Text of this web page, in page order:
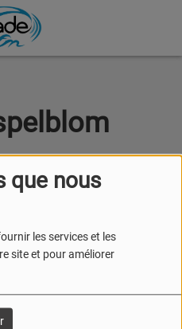
que nous
les services et les
site et pour améliorer
pour l'émission "Peindre et
le Pays de Retz".